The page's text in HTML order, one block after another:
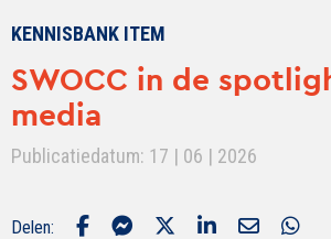
KENNISBANK ITEM
SWOCC in de
media
Publicatiedatum: 17 | 06 | 2026
Delen: